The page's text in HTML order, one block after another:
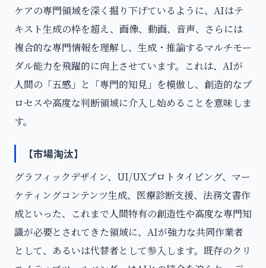
ケアの専門領域を深く掘り下げているように、AIはテ
キスト生成の枠を超え、画像、動画、音声、さらには
複合的な専門情報を理解し、生成・推論するマルチモー
ダル能力を飛躍的に向上させています。これは、AIが
人間の「五感」と「専門的知見」を模倣し、創造的なプ
ロセスや高度な判断領域に介入し始めることを意味しま
す。
【市場淘汰】
グラフィックデザイン、UI/UXプロトタイピング、マー
ケティングコンテンツ生成、医療診断支援、法務文書作
成といった、これまで人間特有の創造性や高度な専門知
識が必要とされてきた領域に、AIが強力な共同作業者
として、あるいは代替者として参入します。既存のクリ